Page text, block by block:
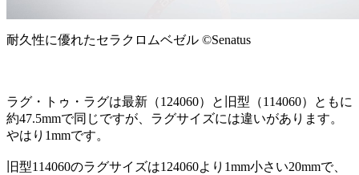
耐久性に優れたセラクロムベゼル ©Senatus
ラグ・トゥ・ラグは最新（124060）と旧型（114060）ともに
約47.5mmで同じですが、ラグサイズには違いがあります。
やはり1mmです。
旧型114060のラグサイズは124060より1mm小さい20mmで、